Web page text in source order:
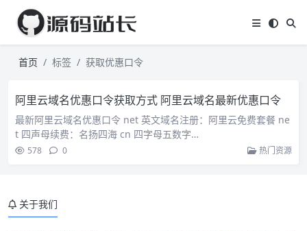
首页 标签 获取优惠口令
阿里云域名优惠口令获取方式 阿里云域名最新优惠口令
最新阿里云域名优惠口令 net 英文域名注册：阿里云免费套餐 ne
t 四声母续费：名扬四海 cn 四字母五数字…
578 0 热门资源
关于我们